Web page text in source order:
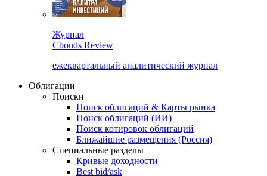
Журнал
Cbonds Review
ежеквартальный аналитический журнал
Облигации
Поиски
Поиск облигаций & Карты рынка
Поиск облигаций (ИИ)
Поиск котировок облигаций
Ближайшие размещения (Россия)
Специальные разделы
Кривые доходности
Best bid/ask